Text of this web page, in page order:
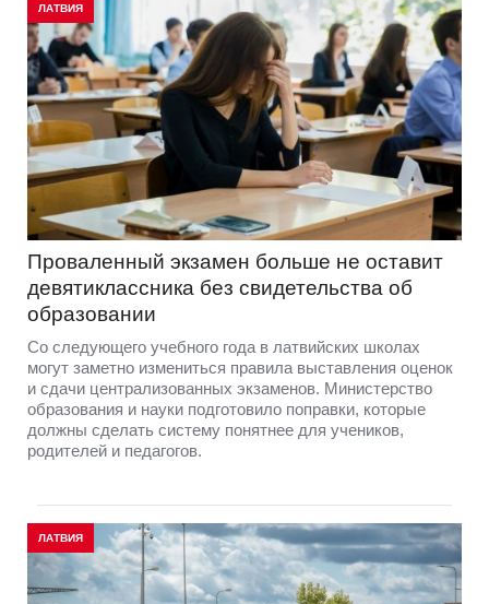
ЛАТВИЯ
Проваленный экзамен больше не оставит
девятиклассника без свидетельства об
образовании
Со следующего учебного года в латвийских школах
могут заметно измениться правила выставления оценок
и сдачи централизованных экзаменов. Министерство
образования и науки подготовило поправки, которые
должны сделать систему понятнее для учеников,
родителей и педагогов.
ЛАТВИЯ